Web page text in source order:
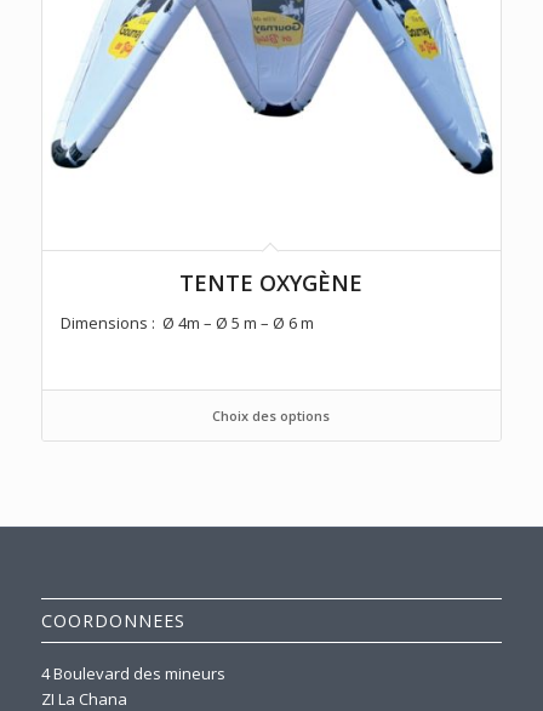
TENTE OXYGÈNE
Dimensions : Ø 4m – Ø 5 m – Ø 6 m
Choix des options
COORDONNEES
4 Boulevard des mineurs
ZI La Chana